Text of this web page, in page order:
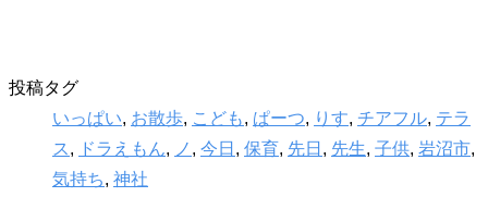
投稿タグ
いっぱい, お散歩, こども, ぱーつ, りす, チアフル, テラ
ス , ドラえもん, ノ , 今日 , 保育, 先日 , 先生, 子供, 岩沼市,
気持ち, 神社